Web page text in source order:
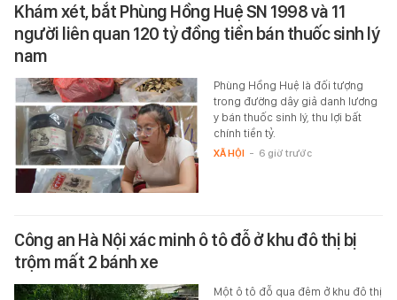
Khám xét, bắt Phùng Hồng Huệ SN 1998 và 11
người liên quan 120 tỷ đồng tiền bán thuốc sinh lý
nam
Phùng Hồng Huệ là đối tượng
trong đường dây giả danh lương
y bán thuốc sinh lý, thu lợi bất
chính tiền tỷ.
XÃ HỘI - 6 giờ trước
Công an Hà Nội xác minh ô tô đỗ ở khu đô thị bị
trộm mất 2 bánh xe
Một ô tô đỗ qua đêm ở khu đô thị